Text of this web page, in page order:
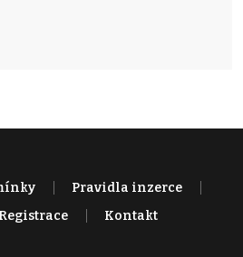
Pravidla inzerce
Registrace Kontakt